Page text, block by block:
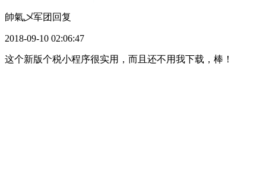
帥氣乄军团 回复
2018-09-10 02:06:47
这个新版个税小程序很实用，而且还不用我下载，棒！